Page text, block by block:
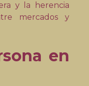
y la herencia
mercados y
en